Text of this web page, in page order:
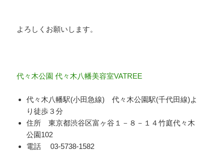
よろしくお願いします。
代々木公園 代々木八幡美容室VATREE
代々木八幡駅(小田急線) 代々木公園駅(千代田線)よ
り徒歩３分
住所 東京都渋谷区富ヶ谷１－８－１４竹庭代々木
公園102
電話 03-5738-1582